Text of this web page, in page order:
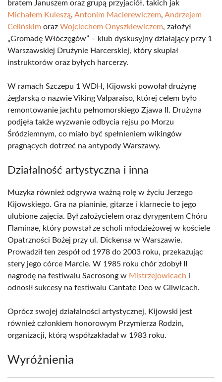
bratem Januszem oraz grupą przyjaciół, takich jak
Michałem Kuleszą, Antonim Macierewiczem, Andrzejem
Celińskim oraz Wojciechem Onyszkiewiczem, założył
„Gromadę Włóczęgów” – klub dyskusyjny działający przy 1
Warszawskiej Drużynie Harcerskiej, który skupiał
instruktorów oraz byłych harcerzy.
W ramach Szczepu 1 WDH, Kijowski powołał drużynę
żeglarską o nazwie Viking Valparaiso, której celem było
remontowanie jachtu pełnomorskiego Zjawa II. Drużyna
podjęła także wyzwanie odbycia rejsu po Morzu
Śródziemnym, co miało być spełnieniem wikingów
pragnących dotrzeć na antypody Warszawy.
Działalność artystyczna i inna
Muzyka również odgrywa ważną rolę w życiu Jerzego
Kijowskiego. Gra na pianinie, gitarze i klarnecie to jego
ulubione zajęcia. Był założycielem oraz dyrygentem Chóru
Flaminae, który powstał ze scholi młodzieżowej w kościele
Opatrzności Bożej przy ul. Dickensa w Warszawie.
Prowadził ten zespół od 1978 do 2003 roku, przekazując
stery jego córce Marcie. W 1985 roku chór zdobył II
nagrodę na festiwalu Sacrosong w Mistrzejowicach i
odnosił sukcesy na festiwalu Cantate Deo w Gliwicach.
Oprócz swojej działalności artystycznej, Kijowski jest
również członkiem honorowym Przymierza Rodzin,
organizacji, którą współzakładał w 1983 roku.
Wyróżnienia